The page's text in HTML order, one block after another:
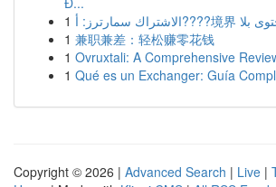
1
1 兼职兼差：轻松赚零花钱
1 Ovruxtali: A Comprehensive
1 Qué es un Exchanger: Guía
Copyright © 2026 | Advanced Search | Live |